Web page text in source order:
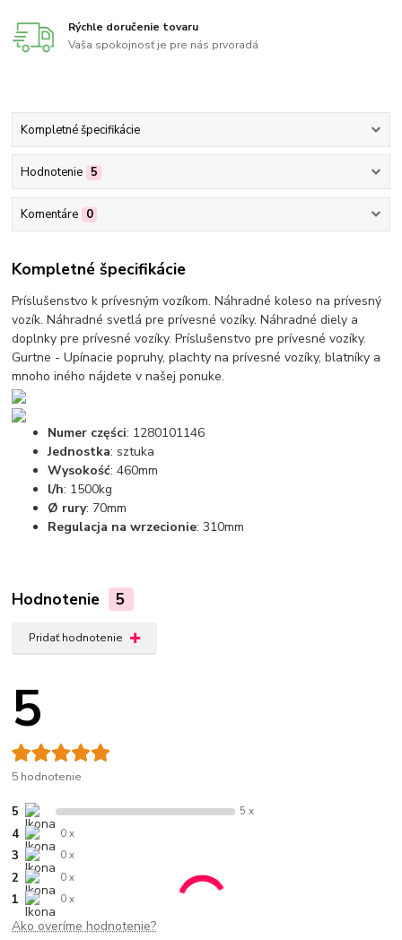
Rýchle doručenie tovaru
Vaša spokojnosť je pre nás prvoradá
Kompletné špecifikácie
Hodnotenie 5
Komentáre 0
Kompletné špecifikácie
Príslušenstvo k prívesným vozíkom. Náhradné koleso na prívesný
vozík. Náhradné svetlá pre prívesné vozíky. Náhradné diely a
doplnky pre prívesné vozíky. Príslušenstvo pre prívesné vozíky.
Gurtne - Upínacie popruhy, plachty na prívesné vozíky, blatníky a
mnoho iného nájdete v našej ponuke.
Numer części: 1280101146
Jednostka: sztuka
Wysokość: 460mm
l/h: 1500kg
Ø rury: 70mm
Regulacja na wrzecionie: 310mm
Hodnotenie 5
Pridať hodnotenie
5
5 hodnotenie
5 5 x
4 0 x
3 0 x
2 0 x
1 0 x
Ako overíme hodnotenie?